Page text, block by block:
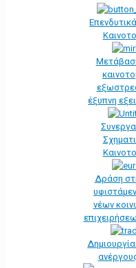
έξυπνη
Δράση
νέων